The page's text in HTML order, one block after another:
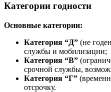
Категории годности
Основные категории:
Категория “Д” (не
службы и мобилизации;
Категория “В”
срочной службы,
Категория “Г”
отсрочку.